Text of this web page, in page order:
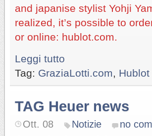
and japanise stylist Yohji
realized, it’s possible to
or online: hublot.com.
Leggi tutto
Tag: GraziaLotti.com
TAG Heuer news
Ott. 08 Notizie no